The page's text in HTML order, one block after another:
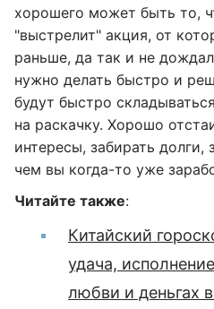
хорошего может быть то,
"выстрелит" акция, от
раньше, да так и не
нужно делать быстро и
будут быстро
на раскачку. Хорошо
интересы, забирать долги,
чем вы когда-то уже
Читайте также:
Китайский
удача,
любви и деньгах